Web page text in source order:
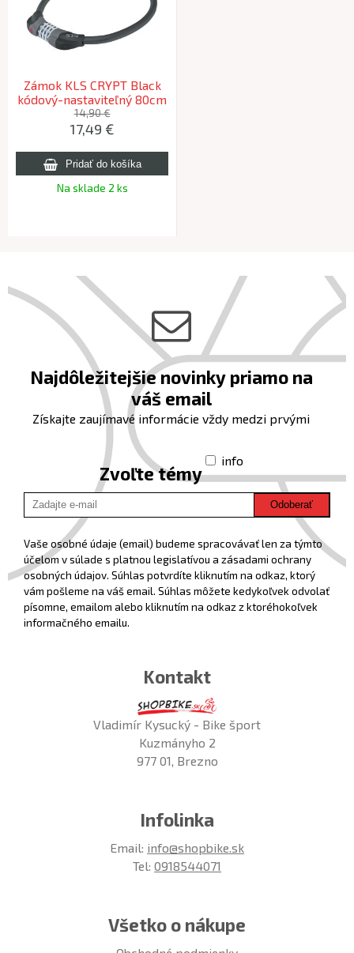
Zámok KLS CRYPT Black
kódový-nastaviteľný 80cm
14,90 €
17,49 €
Na sklade 2 ks
Najdôležitejšie novinky priamo na
váš email
Získajte zaujímavé informácie vždy medzi prvými
Zvoľte témy
info
Odoberať
Vaše osobné údaje (email) budeme spracovávať len za týmto
účelom v súlade s platnou legislatívou a zásadami ochrany
osobných údajov. Súhlas potvrdíte kliknutím na odkaz, ktorý
vám pošleme na váš email. Súhlas môžete kedykoľvek odvolať
písomne, emailom alebo kliknutím na odkaz z ktoréhokoľvek
informačného emailu.
Kontakt
Vladimír Kysucký - Bike šport
Kuzmányho 2
977 01, Brezno
Infolinka
Email: info@shopbike.sk
Tel: 0918544071
Všetko o nákupe